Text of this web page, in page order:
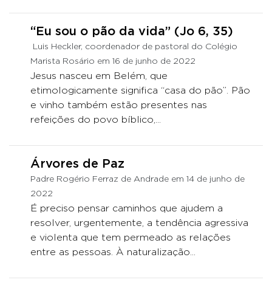
“Eu sou o pão da vida” (Jo 6, 35)
Luis Heckler, coordenador de pastoral do Colégio
Marista Rosário em 16 de junho de 2022
Jesus nasceu em Belém, que
etimologicamente significa “casa do pão”. Pão
e vinho também estão presentes nas
refeições do povo bíblico,...
Árvores de Paz
Padre Rogério Ferraz de Andrade em 14 de junho de
2022
É preciso pensar caminhos que ajudem a
resolver, urgentemente, a tendência agressiva
e violenta que tem permeado as relações
entre as pessoas. À naturalização...